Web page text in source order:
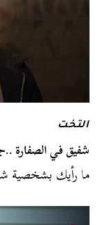
التخت
شفيق في الصفارة
ما رأيك بشخصية